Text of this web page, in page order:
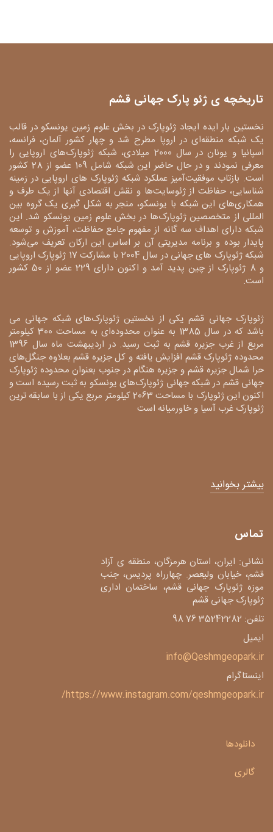
تاریخچه ی ژئو پارک جهانی قشم
نخستین بار ایده ایجاد ژئوپارک در بخش علوم زمین یونسکو در قالب
یک شبکه منطقه‌ای در اروپا مطرح شد و چهار کشور آلمان، فرانسه،
اسپانیا و یونان در سال 2000 میلادی، شبکه ژئوپارک‌های اروپایی را
معرفی نمودند و در حال حاضر این شبکه شامل 109 عضو از 28 کشور
است. بازتاب موفقیت‌آمیز عملکرد شبکه ژئوپارک های اروپایی در زمینه
شناسایی، حفاظت از ژئوسایت‌ها و نقش اقتصادی آنها از یک طرف و
همکاری‌های این شبکه با یونسکو، منجر به شکل گیری یک گروه بین
المللی از متخصصین ژئوپارک‌ها در بخش علوم زمین یونسکو شد. این
شبکه دارای اهداف سه گانه از مفهوم جامع حفاظت، آموزش و توسعه
پایدار بوده و برنامه مدیریتی آن بر اساس این ارکان تعریف می‌شود.
شبکه ژئوپارک های جهانی در سال 2004 با مشارکت 17 ژئوپارک اروپایی
و 8 ژئوپارک از چین پدید آمد و اکنون دارای 229 عضو از 50 کشور
است.
ژئوپارک جهانی قشم یکی از نخستین ژئوپارک‌های شبکه جهانی می
باشد که در سال 1385 به عنوان محدوده‌ای به مساحت 300 کیلومتر
مربع از غرب جزیره قشم به ثبت رسید. در اردیبهشت ماه سال 1396
محدوده ژئوپارک قشم افزایش یافته و کل جزیره قشم بعلاوه جنگل‌های
حرا شمال جزیره قشم و جزیره هنگام در جنوب بعنوان محدوده ژئوپارک
جهانی قشم در شبکه جهانی ژئوپارک‌های یونسکو به ثبت رسیده است و
اکنون این ژئوپارک با مساحت 2063 کیلومتر مربع یکی از با سابقه ترین
ژئوپارک غرب آسیا و خاورمیانه است
بیشتر بخوانید
تماس
نشانی: ایران، استان هرمزگان، منطقه ی آزاد
قشم، خیابان ولیعصر. چهارراه پردیس، جنب
موزه ژئوپارک جهانی قشم، ساختمان اداری
ژئوپارک جهانی قشم
تلفن: 35242282 76 98
ایمیل
info@Qeshmgeopark.ir
اینستاگرام
https://www.instagram.com/qeshmgeopark.ir/
دانلودها
گالری